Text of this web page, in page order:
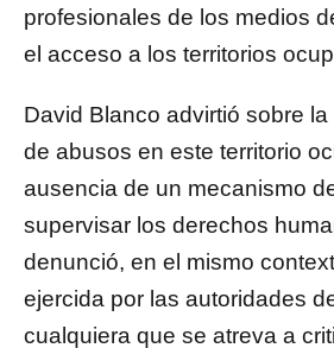
profesionales de los medios
el acceso a los territorios
David Blanco advirtió sobre
de abusos en este territorio
ausencia de un mecanismo
supervisar los derechos
denunció, en el mismo
ejercida por las autoridades
cualquiera que se atreva a